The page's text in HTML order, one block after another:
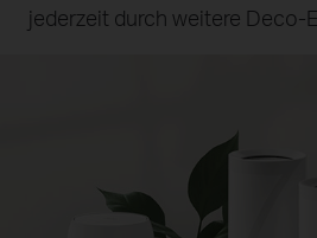
jederzeit durch weitere